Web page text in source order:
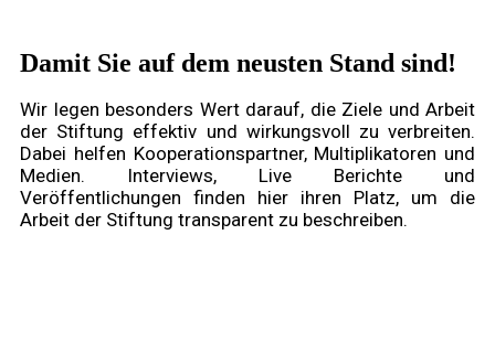
Damit Sie auf dem neusten Stand sind!
Wir legen besonders Wert darauf, die Ziele und Arbeit
der Stiftung effektiv und wirkungsvoll zu verbreiten.
Dabei helfen Kooperationspartner, Multiplikatoren und
Medien. Interviews, Live Berichte und
Veröffentlichungen finden hier ihren Platz, um die
Arbeit der Stiftung transparent zu beschreiben.